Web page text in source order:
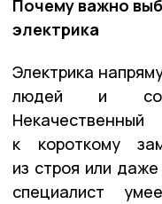
Почему важно
электрика
Электрика
людей и
к короткому
из строя или
специалист